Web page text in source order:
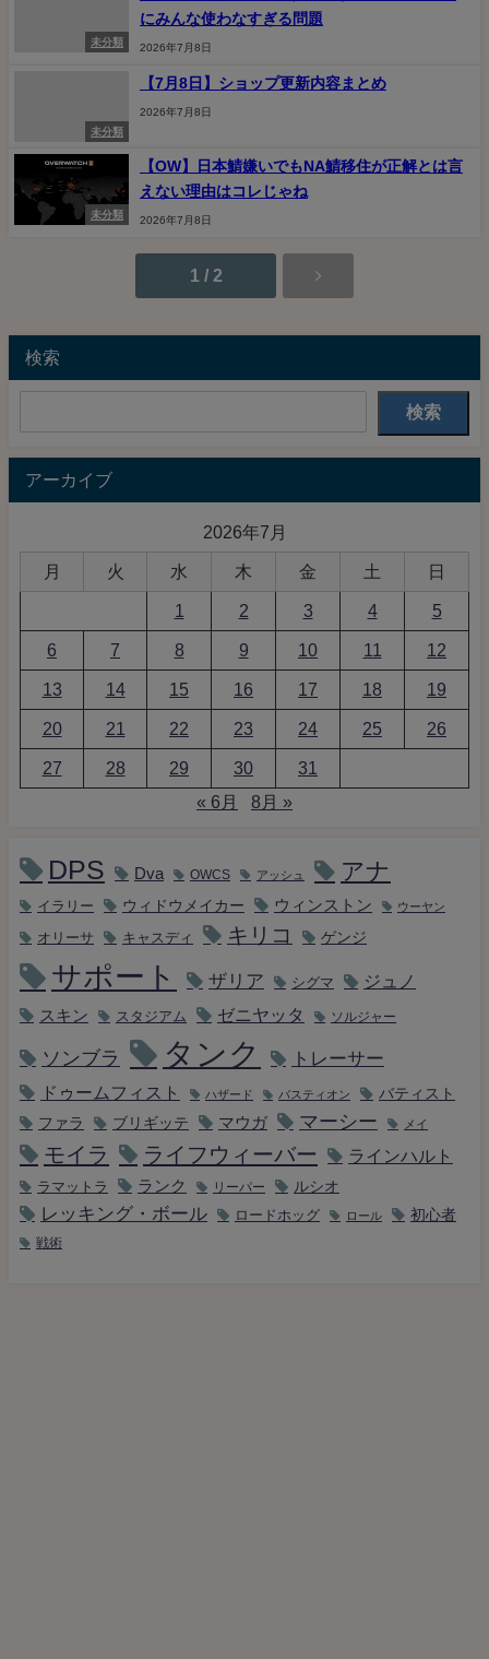
未分類
にみんな使わなすぎる問題
2026年7月8日
未分類
【7月8日】ショップ更新内容まとめ
2026年7月8日
未分類
【OW】日本鯖嫌いでもNA鯖移住が正解とは言
えない理由はコレじゃね
2026年7月8日
1 / 2
検索
検索
アーカイブ
2026年7月
月 火 水 木 金 土 日
1 2 3 4 5
6 7 8 9 10 11 12
13 14 15 16 17 18 19
20 21 22 23 24 25 26
27 28 29 30
31
« 6月
8月 »
DPS Dva OWCS アッシュ アナ
イラリー ウィドウメイカー ウィンストン ウーヤン
オリーサ キャスディ キリコ ゲンジ
サポート ザリア シグマ ジュノ
スキン スタジアム ゼニヤッタ ソルジャー
ソンブラ タンク
トレーサー
ドゥームフィスト
ハザード バスティオン
バティスト
ファラ
ブリギッテ マウガ マーシー メイ
モイラ ライフウィーバー ラインハルト
ラマットラ ランク リーパー ルシオ
レッキング・ボール ロードホッグ ロール 初心者
戦術